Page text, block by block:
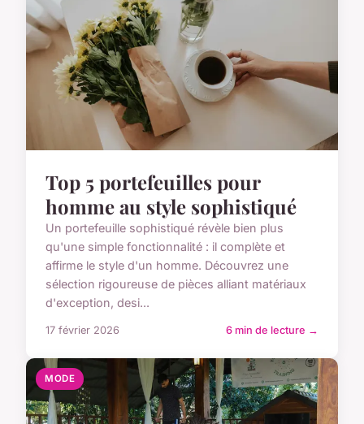
Top 5 portefeuilles pour
homme au style sophistiqué
Un portefeuille sophistiqué révèle bien plus
qu'une simple fonctionnalité : il complète et
affirme le style d'un homme. Découvrez une
sélection rigoureuse de pièces alliant matériaux
d'exception, desi...
17 février 2026 6 min de lecture →
MODE